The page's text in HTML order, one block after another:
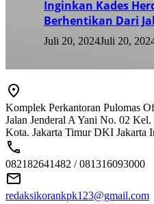
Inginkan Kades
Berhentikan Dari
Juli 20, 2024Juli 20,
Komplek Perkantoran Pulomas
Jalan Jenderal A Yani No. 02
Kota. Jakarta Timur DKI Jakarta
082182641482 / 081316093000
redaksikorankpk123@gmail.com